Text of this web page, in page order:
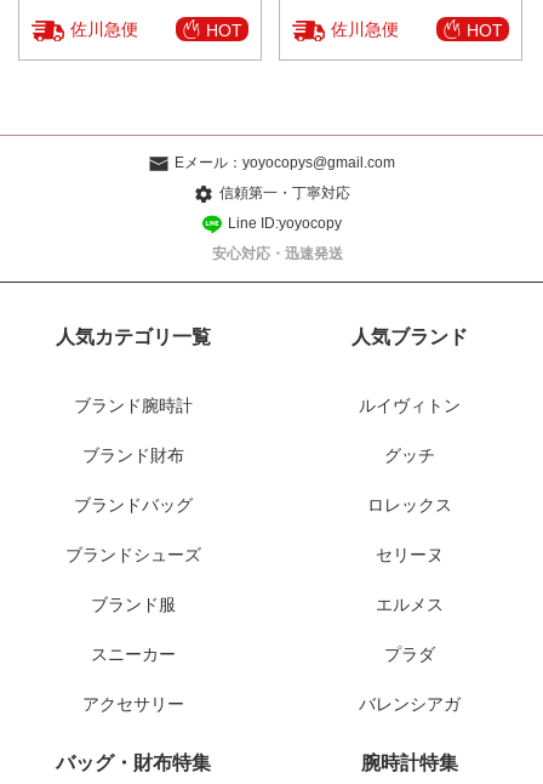
佐川急便 HOT 佐川急便 HOT
Eメール： yoyocopys@gmail.com
信頼第一・丁寧対応
Line ID:yoyocopy
安心対応・迅速発送
人気カテゴリ一覧
ブランド腕時計
ブランド財布
ブランドバッグ
ブランドシューズ
ブランド服
スニーカー
アクセサリー
人気ブランド
ルイヴィトン
グッチ
ロレックス
セリーヌ
エルメス
プラダ
バレンシアガ
バッグ・財布特集 腕時計特集